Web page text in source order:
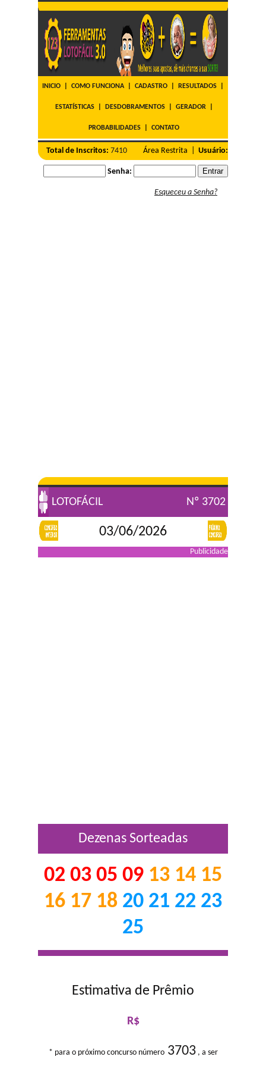
INICIO COMO FUNCIONA CADASTRO RESULTADOS
ESTATÍSTICAS| DESDOBRAMENTOS| GERADOR|
PROBABILIDADES CONTATO
Total de Inscritos: 7410 Área Restrita | Usuário:
Senha:
Esqueceu a Senha?
LOTOFÁCIL Nº 3702
03/06/2026
Publicidade
Dezenas Sorteadas
02 03 05 09 13 14 15
16 17 18 20 21 22 23
25
Estimativa de Prêmio
R$
* para o próximo concurso número 3703, a ser